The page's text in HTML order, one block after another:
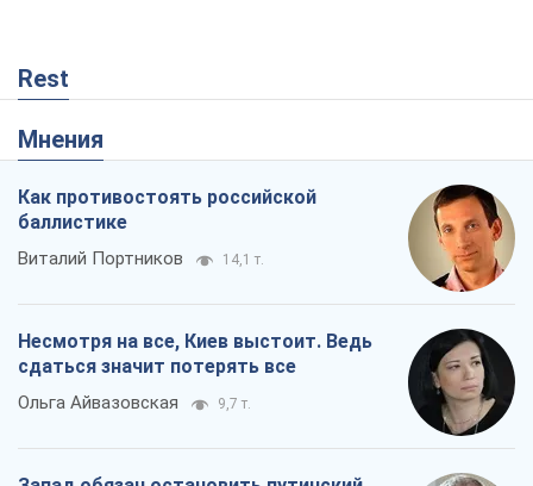
Rest
Мнения
Как противостоять российской
баллистике
Виталий Портников 14,1 т.
Несмотря на все, Киев выстоит. Ведь
сдаться значит потерять все
Ольга Айвазовская 9,7 т.